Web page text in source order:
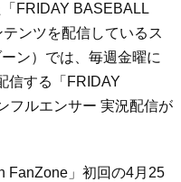
FRIDAY BASEBALL
ンツを配信しているス
ン）では、毎週金曜に
信する「FRIDAY
フルエンサー 実況配信が
FanZone」初回の4月25